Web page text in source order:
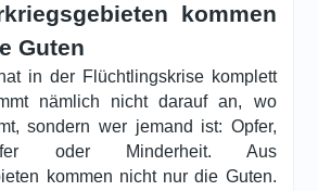
kommen
Guten
in der Flüchtlingskrise komplett
nämlich nicht darauf an, wo
sondern wer jemand ist: Opfer,
oder Minderheit. Aus
kommen nicht nur die Guten.